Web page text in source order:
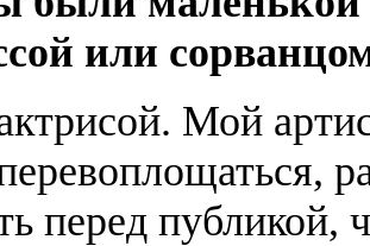
или
Мой
перед публикой,